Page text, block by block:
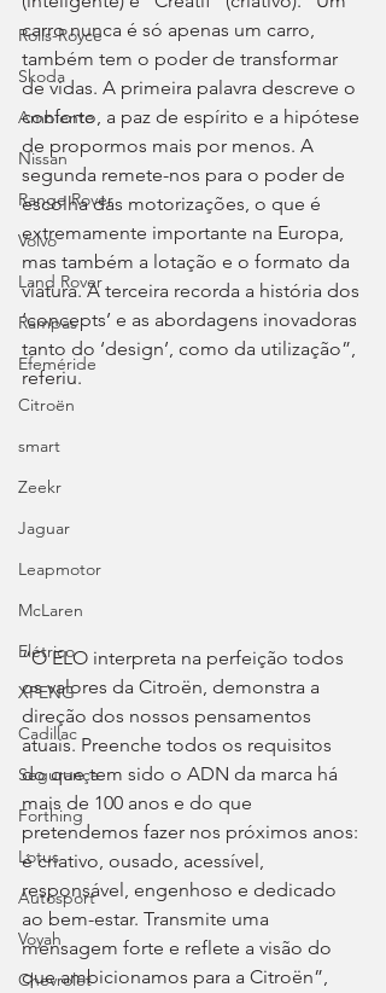
Rolls-Royce
Skoda
Ambiente
Nissan
Range Rover
Volvo
Land Rover
Rampas
Efeméride
Citroën
smart
Zeekr
Jaguar
Leapmotor
McLaren
Elétrico
XPENG
Cadillac
Segurança
Forthing
Lotus
Autosport
Voyah
Chevrolet
carro nunca é só apenas um carro,
também tem o poder de transformar
de vidas. A primeira palavra descreve o
conforto, a paz de espírito e a hipótese
de propormos mais por menos. A
segunda remete-nos para o poder de
escolha das motorizações, o que é
extremamente importante na Europa,
mas também a lotação e o formato da
viatura. A terceira recorda a história dos
‘concepts’ e as abordagens inovadoras
tanto do ‘design’, como da utilização”,
referiu.
“O ELO interpreta na perfeição todos
os valores da Citroën, demonstra a
direção dos nossos pensamentos
atuais. Preenche todos os requisitos
do que tem sido o ADN da marca há
mais de 100 anos e do que
pretendemos fazer nos próximos anos:
é criativo, ousado, acessível,
responsável, engenhoso e dedicado
ao bem-estar. Transmite uma
mensagem forte e reflete a visão do
que ambicionamos para a Citroën”,